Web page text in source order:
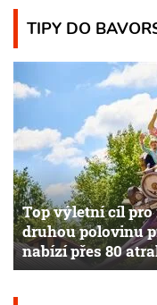
TIPY DO
Top výletní cíl
druhou polovinu
nabízí přes 80